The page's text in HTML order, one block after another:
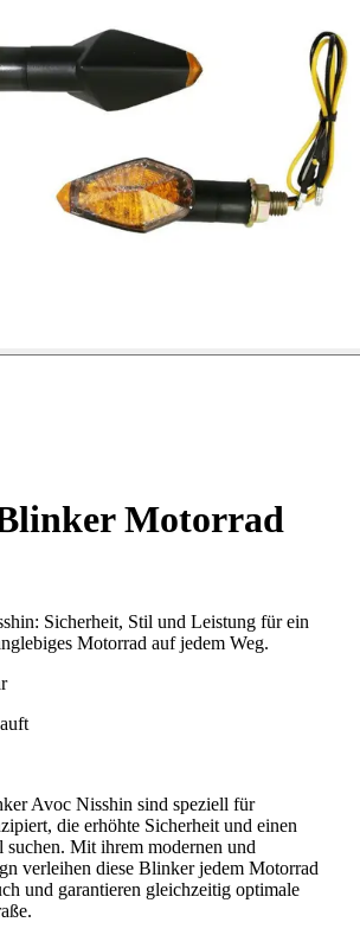
Motorrad
Sicherheit, Stil und Leistung für ein
Motorrad auf jedem Weg.
Avoc Nisshin sind speziell für
die erhöhte Sicherheit und einen
suchen. Mit ihrem modernen und
verleihen diese Blinker jedem Motorrad
und garantieren gleichzeitig optimale